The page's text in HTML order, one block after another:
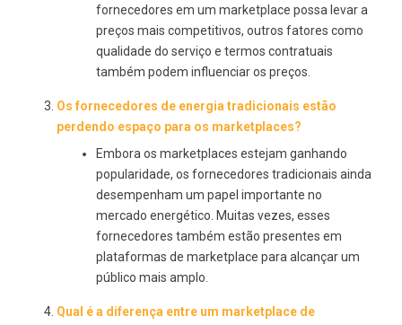
fornecedores em um marketplace possa levar a
preços mais competitivos, outros fatores como
qualidade do serviço e termos contratuais
também podem influenciar os preços.
Os fornecedores de energia tradicionais estão
perdendo espaço para os marketplaces?
Embora os marketplaces estejam ganhando
popularidade, os fornecedores tradicionais ainda
desempenham um papel importante no
mercado energético. Muitas vezes, esses
fornecedores também estão presentes em
plataformas de marketplace para alcançar um
público mais amplo.
Qual é a diferença entre um marketplace de